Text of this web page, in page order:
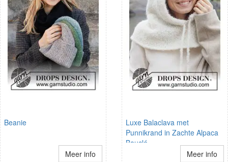
Beanie
Meer info
Luxe Balaclava met
Punnikrand in Zachte Alpaca
Bouclé
Meer info